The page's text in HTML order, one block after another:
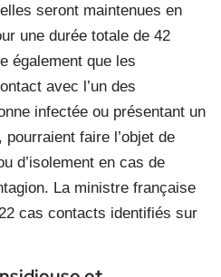
seront maintenues en
une durée totale de 42
également que les
avec l’un des
infectée ou présentant un
faire l’objet de
d’isolement en cas de
La ministre française
cas contacts identifiés sur